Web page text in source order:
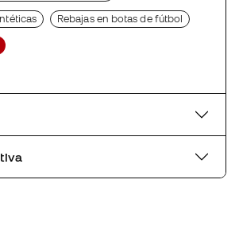
Rebajas en botas de fútbol